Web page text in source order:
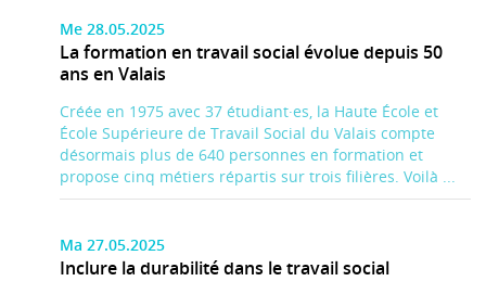
Me 28.05.2025
La formation en travail social évolue depuis 50
ans en Valais
Créée en 1975 avec 37 étudiant·es, la Haute École et
École Supérieure de Travail Social du Valais compte
désormais plus de 640 personnes en formation et
propose cinq métiers répartis sur trois filières. Voilà ...
Ma 27.05.2025
Inclure la durabilité dans le travail social